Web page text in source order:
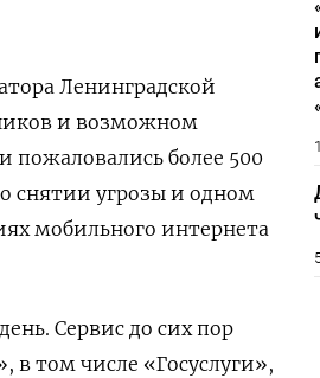
Ленинградской
и возможном
пожаловались более 500
снятии угрозы и одном
мобильного интернета
Сервис до сих пор
в том числе «Госуслуги»,